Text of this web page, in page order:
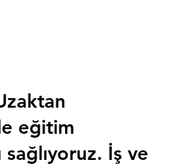
eğitim
sağlıyoruz. İş ve